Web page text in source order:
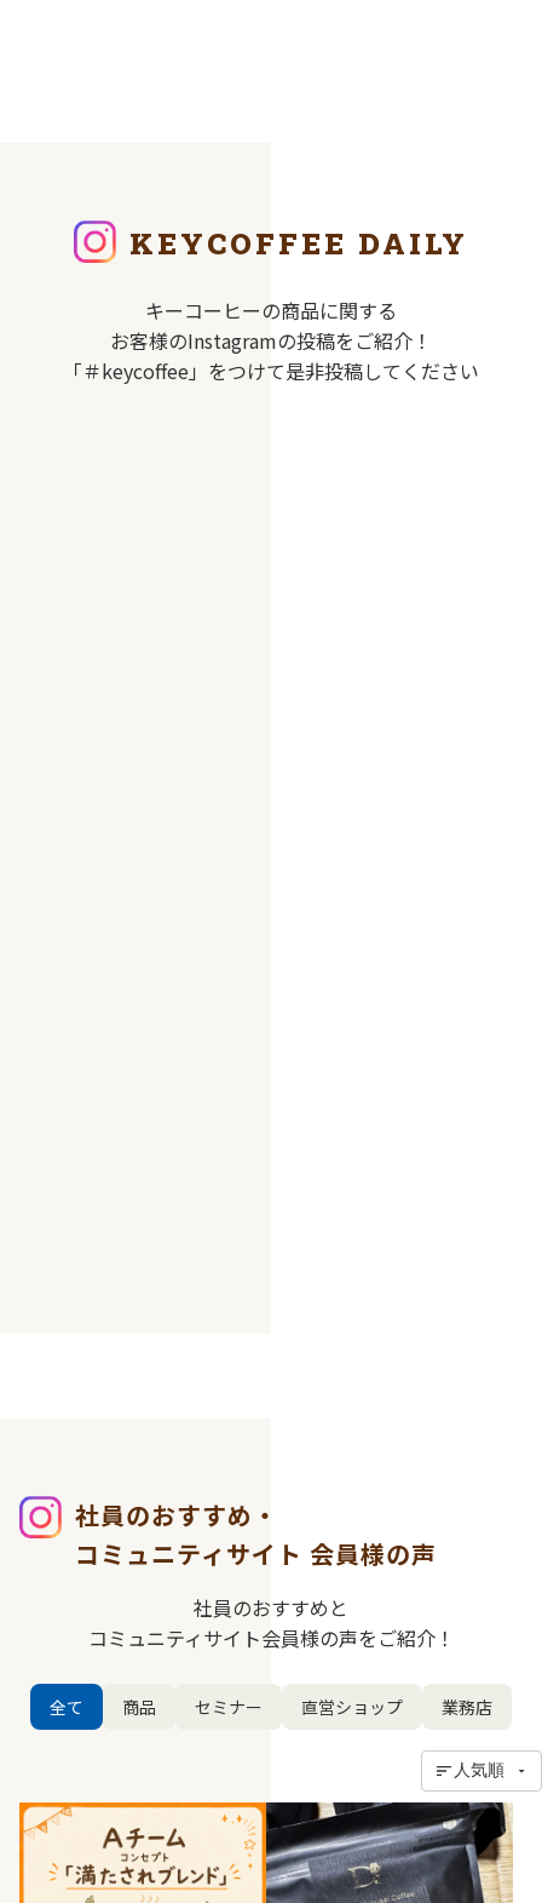
KEYCOFFEE DAILY
キーコーヒーの商品に関する
お客様のInstagramの投稿をご紹介！
「＃keycoffee」をつけて是非投稿してください
社員のおすすめ・
コミュニティサイト 会員様の声
社員のおすすめと
コミュニティサイト会員様の声をご紹介！
全て 商品 セミナー 直営ショップ 業務店
人気順